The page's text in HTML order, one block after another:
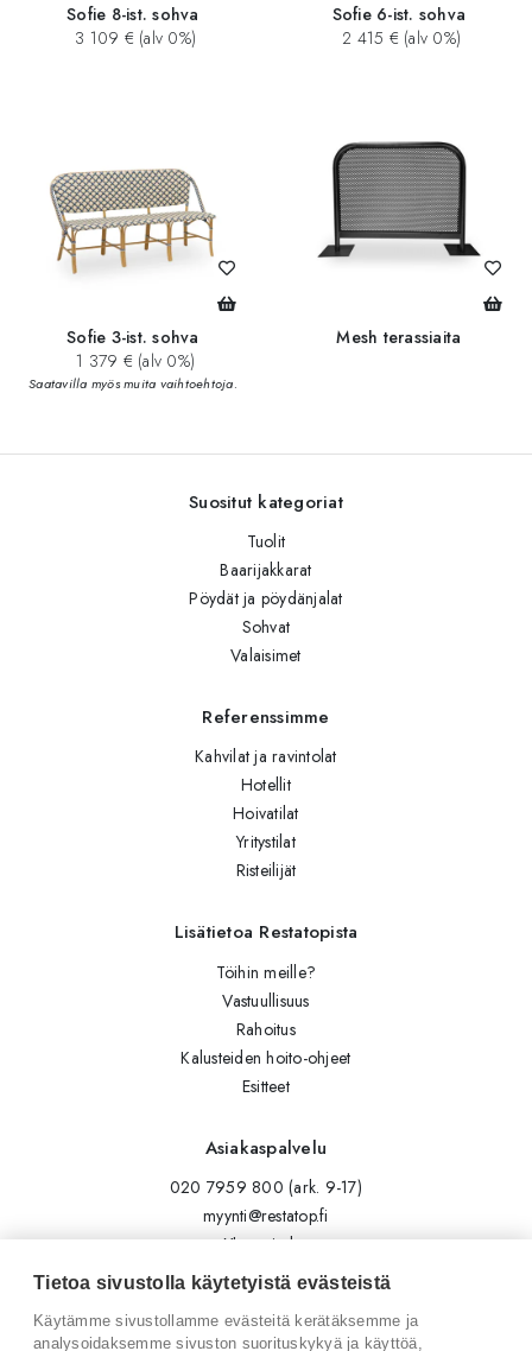
Sofie 8-ist. sohva
3 109 € (alv 0%)
Sofie 6-ist. sohva
2 415 € (alv 0%)
Sofie 3-ist. sohva
1 379 € (alv 0%)
Saatavilla myös muita vaihtoehtoja.
Mesh terassiaita
Suositut kategoriat
Tuolit
Baarijakkarat
Pöydät ja pöydänjalat
Sohvat
Valaisimet
Referenssimme
Kahvilat ja ravintolat
Hotellit
Hoivatilat
Yritystilat
Risteilijät
Lisätietoa Restatopista
Töihin meille?
Vastuullisuus
Rahoitus
Kalusteiden hoito-ohjeet
Esitteet
Asiakaspalvelu
020 7959 800 (ark. 9-17)
myynti@restatop.fi
Yhteystiedot
Lähetä viesti
Seuraa meitä
Tietoa sivustolla käytetyistä evästeistä
Käytämme sivustollamme evästeitä kerätäksemme ja
analysoidaksemme sivuston suorituskykyä ja käyttöä,